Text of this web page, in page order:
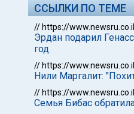
ССЫЛКИ ПО ТЕМЕ
// https://
Эрдан подарил
год
// https://
Нили Маргалит:
// https://
Семья Бибас